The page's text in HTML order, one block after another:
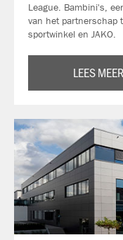
League. Bambini's,
van het partnerschap
sportwinkel en JAKO.
LEES MEER